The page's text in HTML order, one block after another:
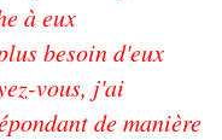
à eux
besoin d'eux
vous, j'ai
de manière